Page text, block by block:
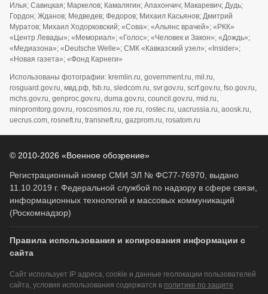
Илья; Савицкая; Маркелов; Камалягин; Апахончич; Макаревич; Дудь;
Гордон; Жданов; Медведев; Федоров; Михаил Касьянов; Дмитрий
Муратов; Михаил Ходорковский; «Сова»; «Альянс врачей»; «РКК»
«Центр Левады»; «Мемориал»; «Голос»; «Человек и Закон»; «Дождь»;
«Медиазона»; «Deutsche Welle»; СМК «Кавказский узел»; «Insider»;
«Новая газета»; «Фонд Карнеги»
Использованы фотографии: kremlin.ru, government.ru, mil.ru,
rosguard.gov.ru, мвд.рф, fsb.ru, sledcom.ru, svr.gov.ru, scrf.gov.ru, fso.gov.ru,
mchs.gov.ru, genproc.gov.ru, duma.gov.ru, council.gov.ru, mid.ru,
minpromtorg.gov.ru, roscosmos.ru, roe.ru, rostec.ru, uacrussia.ru, aoosk.ru,
uecrus.com, rosneft.ru, transneft.ru, gazprom.ru, rosatom.ru
© 2010-2026 «Военное обозрение»
Регистрационный номер СМИ ЭЛ № ФС77-76970, выдано
11.10.2019 г. Федеральной службой по надзору в сфере связи,
информационных технологий и массовых коммуникаций
(Роскомнадзор)
Правила использования и копирования информации с
сайта
Сайт использует IP адреса, cookie и данные геолокации пользователей
сайта, условия использования содержатся в политике по защите